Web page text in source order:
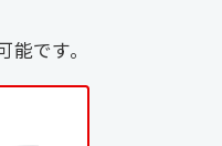
です。